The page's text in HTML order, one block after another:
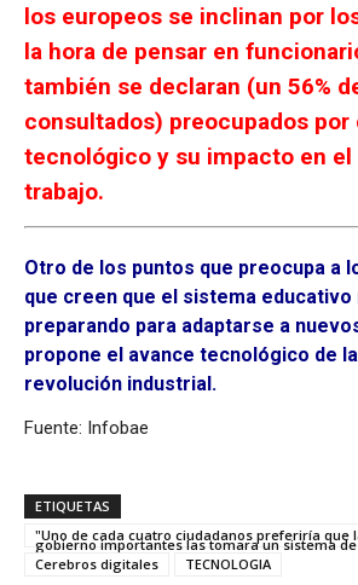
los europeos se inclinan por
la hora de pensar en
también se declaran (un 56%
consultados) preocupados por
tecnológico y su impacto en el
trabajo.
Otro de los puntos que preocupa a
que creen que el sistema educativo
preparando para adaptarse a
propone el avance tecnológico de
revolución industrial.
Fuente: Infobae
ETIQUETAS
"Uno de cada cuatro ciudadanos preferiría que
gobierno importantes las tomara un sistema de
Cerebros digitales
TECNOLOGIA